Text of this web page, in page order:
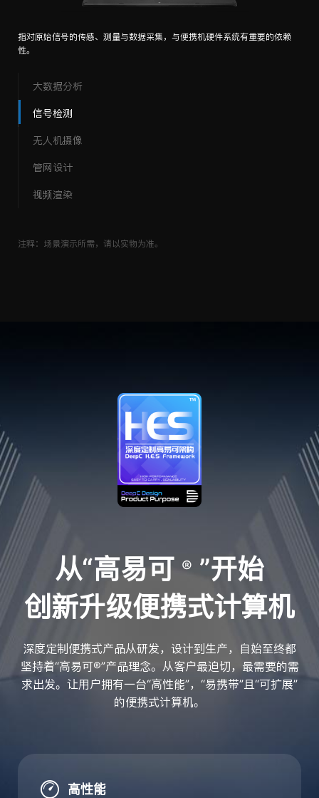
大数据分析
信号检测
无人机摄像
管网设计
视频渲染
利用遥控设备和自备的程序控制飞机，对设备处理图片机渲染图片有较高的
要求。
注释：场景演示所需，请以实物为准。
从“高易可 ® ”开始
创新升级便携式计算机
深度定制便携式产品从研发，设计到生产，自始至终都
坚持着“高易可®”产品理念。从客户最迫切，最需要的需
求出发。让用户拥有一台“高性能”，“易携带”且“可扩展”
的便携式计算机。
高性能